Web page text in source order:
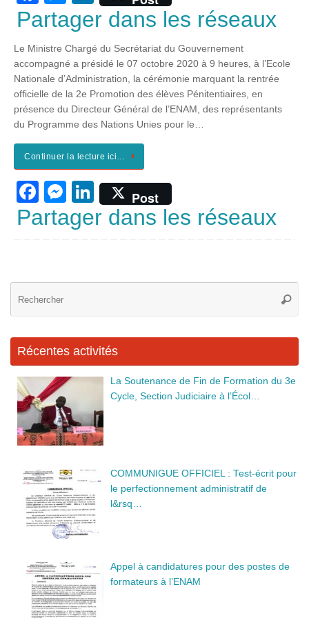
a
e
b
o
o
k
e
ss
e
n
g
er
n
e
dI
n
Partager dans les réseaux
Le Ministre Chargé du Secrétariat du Gouvernement
accompagné a présidé le 07 octobre 2020 à 9 heures, à l’Ecole
Nationale d’Administration, la cérémonie marquant la rentrée
officielle de la 2e Promotion des élèves Pénitentiaires, en
présence du Directeur Général de l’ENAM, des représentants
du Programme des Nations Unies pour le…
Continuer la lecture ici…
F
a
b
o
k
M
e
ss
n
Li
n
dI
Post
Partager dans les réseaux
Récentes activités
La Soutenance de Fin de Formation du 3e
Cycle, Section Judiciaire à l’Écol…
COMMUNIGUE OFFICIEL : Test-écrit pour
le perfectionnement administratif de
l&rsq…
Appel à candidatures pour des postes de
formateurs à l’ENAM